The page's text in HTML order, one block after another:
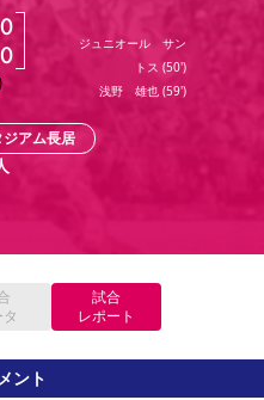
ター観戦ガイド 公式アプリ
VISAカード
サポートスタッフ
商店街
セレッソフットサルパーク長居
招待券引換方法 先行入場
・出生届・命名書
イベント ファンクラブ
クラブ
0
0
ジュニオール サン
トス (50')
浅野 雄也 (59')
アム長居
試合
レポート
ント